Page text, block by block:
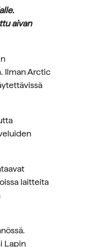
aivan
Ilman Arctic
laitteita
Lapin